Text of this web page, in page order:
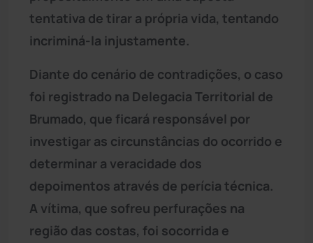
tentativa de tirar a própria vida, tentando
incriminá-la injustamente.
Diante do cenário de contradições, o caso
foi registrado na Delegacia Territorial de
Brumado, que ficará responsável por
investigar as circunstâncias do ocorrido e
determinar a veracidade dos
depoimentos através de perícia técnica.
A vítima, que sofreu perfurações na
região das costas, foi socorrida e